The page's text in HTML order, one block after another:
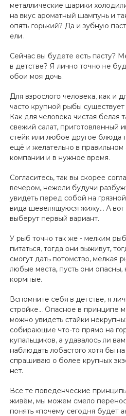
металлические шарики
на вкус ароматный шампунь и
опять горький? Да и зубную
ели.
Сейчас вы будете есть пасту?
в детстве? Я лично точно не
обои моя дочь.
Для взрослого человека, как и
часто крупной рыбы
Как для человека чистая белая
свежий салат, приготовленный
стейк или любое другое блюда
ещё и желательно в
компании и в нужное время.
Согласитесь, так вы скорее
вечером, нежели будучи
увидеть перед собой на
вида шевелящуюся жижу... А вот
выберут первый вариант.
У рыб точно так же - мелким
питаться, тогда они выживут,
смогут дать потомство, мелкая
любые места, пусть они опасны,
кормные.
Вспомните себя в детстве, я
стройке... Опасное в принципе
можно увидеть стайки
собирающие что-то прямо на
купальщиков, а удавалось ли
наблюдать лобастого хотя бы
спрашиваю о более крупных
нет.
Все те поведенческие
живём, мы можем смело
понять «почему сегодня будет